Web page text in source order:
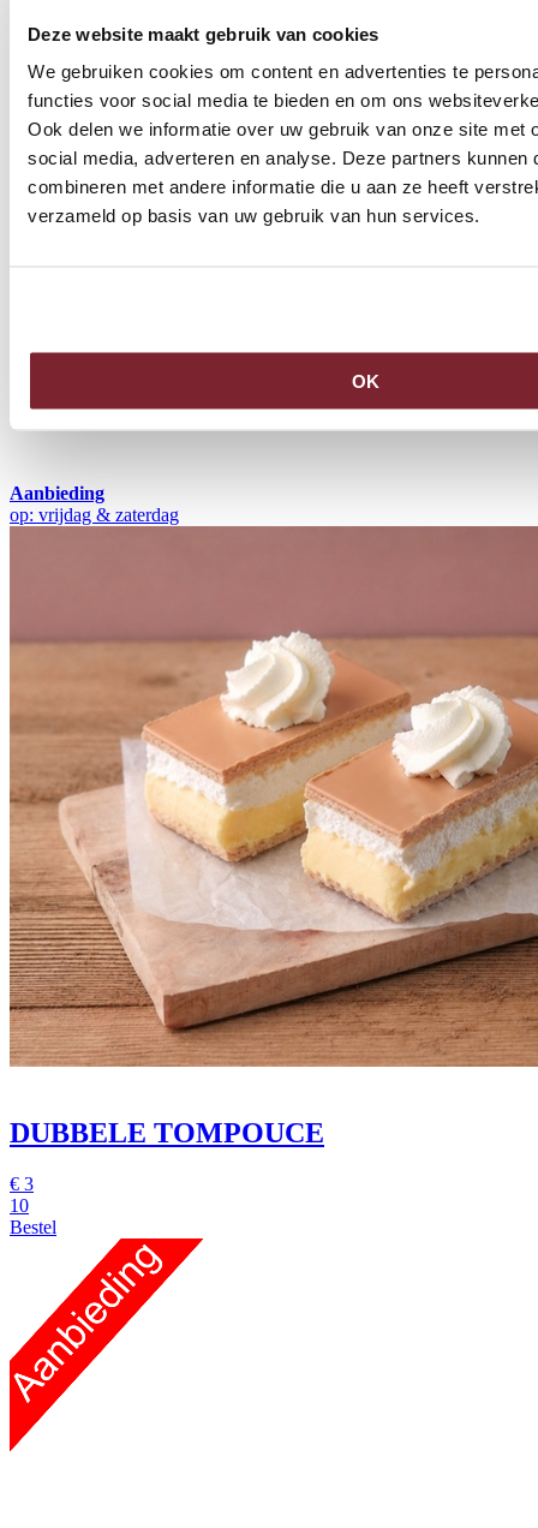
Deze website maakt gebruik van cookies
We gebruiken cookies om content en advertenties te
functies voor social media te bieden en om ons
Ook delen we informatie over uw gebruik van onze site met
social media, adverteren en analyse. Deze partners kunnen
combineren met andere informatie die u aan ze heeft
verzameld op basis van uw gebruik van hun services.
OK
Aanbieding
op: vrijdag & zaterdag
DUBBELE TOMPOUCE
€ 3
10
Bestel